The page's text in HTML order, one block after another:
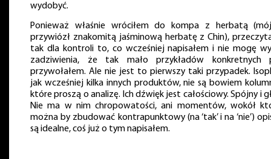
wydobyć.
Ponieważ właśnie wróciłem do kompa z herbatą
przywiózł znakomitą jaśminową herbatę z Chin),
tak dla kontroli to, co wcześniej napisałem i nie mogę
zadziwienia, że tak mało przykładów konkretnych
przywołałem. Ale nie jest to pierwszy taki przypadek.
jak wcześniej kilka innych produktów, nie są bowiem
które proszą o analizę. Ich dźwięk jest całościowy. Spójny i
Nie ma w nim chropowatości, ani momentów, wokół
można by zbudować kontrapunktowy (na ‘tak’ i na ‘nie’)
są idealne, coś już o tym napisałem.